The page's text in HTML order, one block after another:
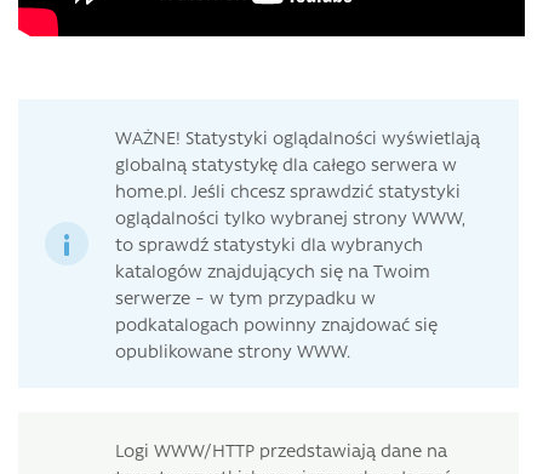
WAŻNE! Statystyki oglądalności wyświetlają
globalną statystykę dla całego serwera w
home.pl. Jeśli chcesz sprawdzić statystyki
oglądalności tylko wybranej strony WWW,
to sprawdź statystyki dla wybranych
katalogów znajdujących się na Twoim
serwerze – w tym przypadku w
podkatalogach powinny znajdować się
opublikowane strony WWW.
Logi WWW/HTTP przedstawiają dane na